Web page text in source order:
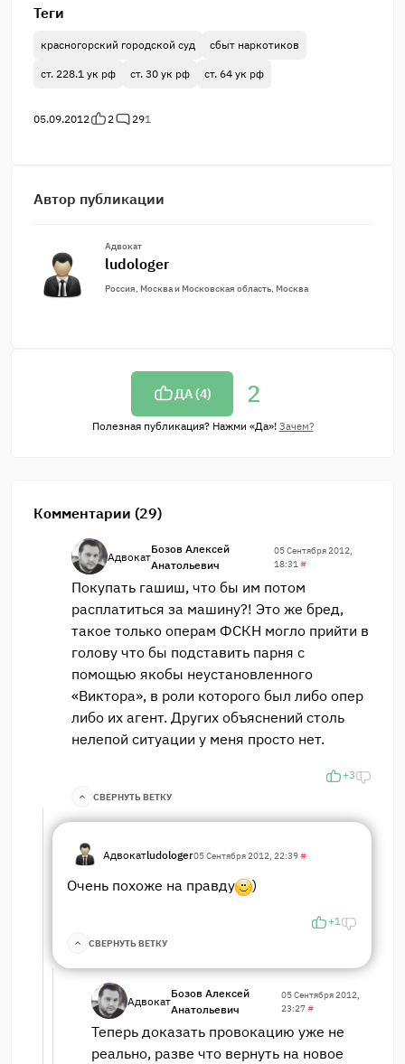
Теги
красногорский городской суд сбыт наркотиков
ст. 228.1 ук рф ст. 30 ук рф ст. 64 ук рф
05.09.2012 2 291
Автор публикации
Адвокат
ludologer
Россия, Москва и Московская область, Москва
ДА (4) 2
Полезная публикация? Нажми «Да»! Зачем?
Комментарии (29)
Адвокат
Бозов Алексей
Анатольевич
05 Сентября 2012,
18:31#
Покупать гашиш, что бы им потом
расплатиться за машину?! Это же бред,
такое только операм ФСКН могло прийти в
голову что бы подставить парня с
помощью якобы неустановленного
«Виктора», в роли которого был либо опер
либо их агент. Других объяснений столь
нелепой ситуации у меня просто нет.
+3
СВЕРНУТЬ ВЕТКУ
Адвокатludologer05 Сентября 2012, 22:39#
Очень похоже на правду )
+1
СВЕРНУТЬ ВЕТКУ
Адвокат
Бозов Алексей
Анатольевич
05 Сентября 2012,
23:27#
Теперь доказать провокацию уже не
реально, разве что вернуть на новое